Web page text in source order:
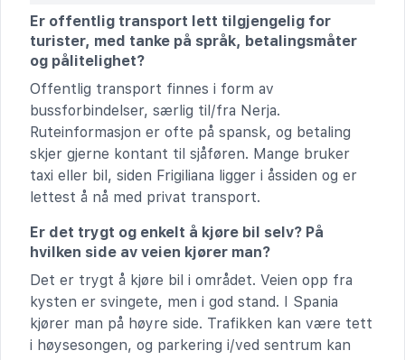
Er offentlig transport lett tilgjengelig for
turister, med tanke på språk, betalingsmåter
og pålitelighet?
Offentlig transport finnes i form av
bussforbindelser, særlig til/fra Nerja.
Ruteinformasjon er ofte på spansk, og betaling
skjer gjerne kontant til sjåføren. Mange bruker
taxi eller bil, siden Frigiliana ligger i åssiden og er
lettest å nå med privat transport.
Er det trygt og enkelt å kjøre bil selv? På
hvilken side av veien kjører man?
Det er trygt å kjøre bil i området. Veien opp fra
kysten er svingete, men i god stand. I Spania
kjører man på høyre side. Trafikken kan være tett
i høysesongen, og parkering i/ved sentrum kan